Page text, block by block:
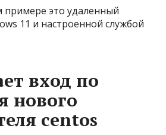
примере это удаленный
11 и настроенной службой
вход по
нового
centos